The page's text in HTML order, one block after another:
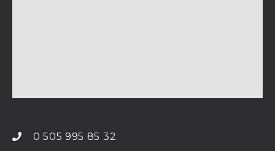
0 505 995 85 32